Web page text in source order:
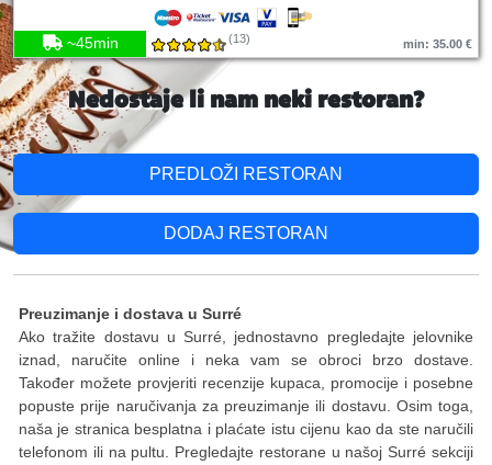
~45min (13) min: 35.00 €
Nedostaje li nam neki restoran?
PREDLOŽI RESTORAN
DODAJ RESTORAN
Preuzimanje i dostava u Surré
Ako tražite dostavu u Surré, jednostavno pregledajte jelovnike
iznad, naručite online i neka vam se obroci brzo dostave.
Također možete provjeriti recenzije kupaca, promocije i posebne
popuste prije naručivanja za preuzimanje ili dostavu. Osim toga,
naša je stranica besplatna i plaćate istu cijenu kao da ste naručili
telefonom ili na pultu. Pregledajte restorane u našoj Surré sekciji